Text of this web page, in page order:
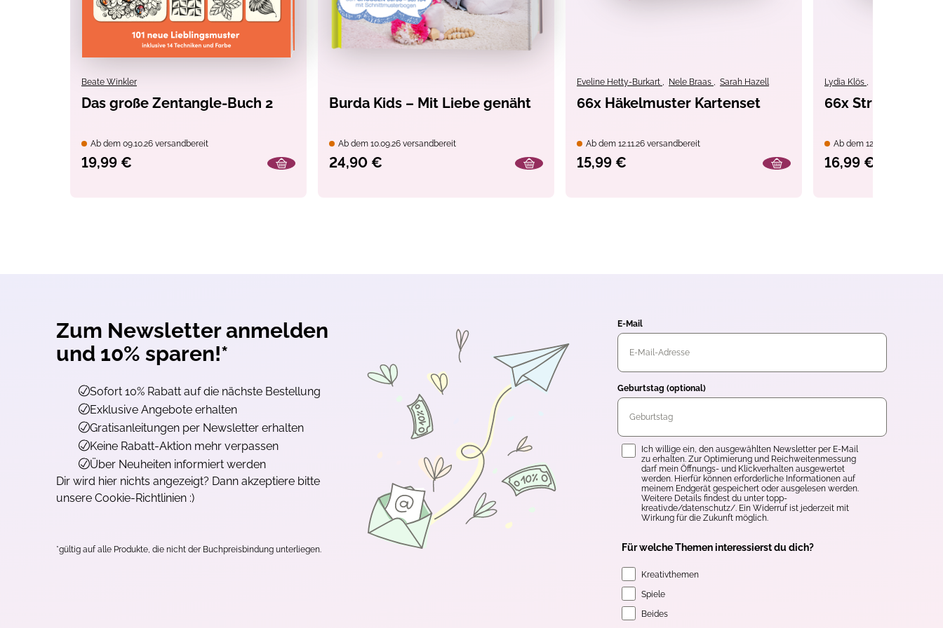
Beate Winkler
Das große Zentangle-Buch 2
Ab dem 09.10.26 versandbereit
19,99 €
Burda Kids – Mit Liebe genäht
Ab dem 10.09.26 versandbereit
24,90 €
Eveline Hetty-Burkart , Nele Braas , Sarah Hazell
66x Häkelmuster Kartenset
Ab dem 12.11.26 versandbereit
15,99 €
Lydia Klös ,
66x
Ab dem 12.11.26
16,99 €
Zum Newsletter anmelden
und 10% sparen!*
Sofort 10% Rabatt auf die nächste Bestellung
Exklusive Angebote erhalten
Gratisanleitungen per Newsletter erhalten
Keine Rabatt-Aktion mehr verpassen
Über Neuheiten informiert werden
Dir wird hier nichts angezeigt? Dann akzeptiere bitte
unsere Cookie-Richtlinien :)
*gültig auf alle Produkte, die nicht der Buchpreisbindung unterliegen.
E-Mail
Geburtstag (optional)
Einwilligung
Ich willige ein, den ausgewählten Newsletter per E-Mail
zu erhalten. Zur Optimierung und Reichweitenmessung
darf mein Öffnungs- und Klickverhalten ausgewertet
werden. Hierfür können erforderliche Informationen auf
meinem Endgerät gespeichert oder ausgelesen werden.
Weitere Details findest du unter topp-
kreativ.de/datenschutz/. Ein Widerruf ist jederzeit mit
Wirkung für die Zukunft möglich.
Für welche Themen interessierst du dich?
Kreativthemen
Spiele
Beides